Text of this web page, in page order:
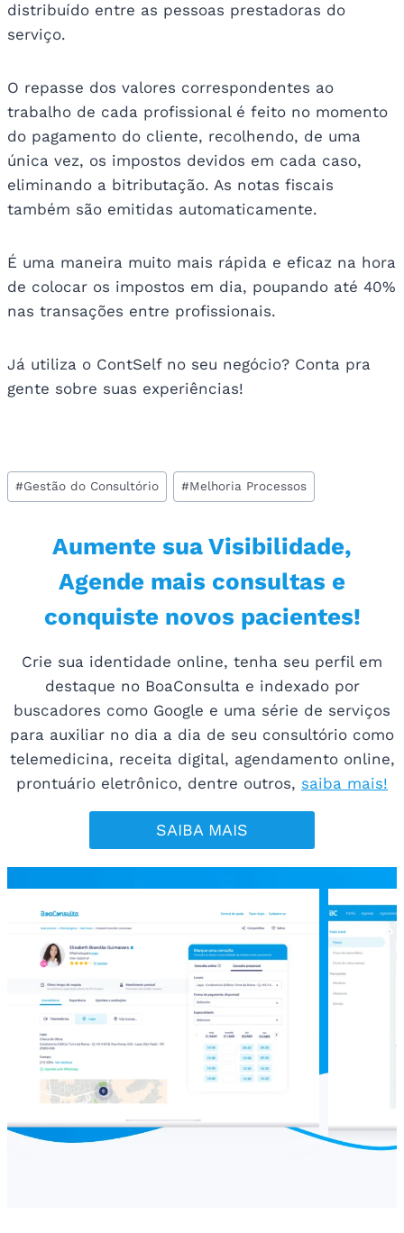
distribuído entre as pessoas prestadoras do
serviço.
O repasse dos valores correspondentes ao
trabalho de cada profissional é feito no momento
do pagamento do cliente, recolhendo, de uma
única vez, os impostos devidos em cada caso,
eliminando a bitributação. As notas fiscais
também são emitidas automaticamente.
É uma maneira muito mais rápida e eficaz na hora
de colocar os impostos em dia, poupando até 40%
nas transações entre profissionais.
Já utiliza o ContSelf no seu negócio? Conta pra
gente sobre suas experiências!
Tags
do
#Gestão do Consultório #Melhoria Processos
Aumente sua Visibilidade,
Agende mais consultas e
conquiste novos pacientes!
Crie sua identidade online, tenha seu perfil em
destaque no BoaConsulta e indexado por
buscadores como Google e uma série de serviços
para auxiliar no dia a dia de seu consultório como
telemedicina, receita digital, agendamento online,
prontuário eletrônico, dentre outros, saiba mais!
SAIBA MAIS